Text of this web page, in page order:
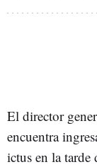
El director
encuentra
ictus en la tarde